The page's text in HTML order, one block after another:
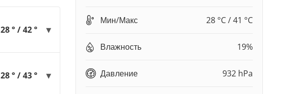
28 ° / 42 °
28 ° / 43 °
Мин/Макс 28 °C / 41 °C
Влажность 19%
Давление 932 hPa